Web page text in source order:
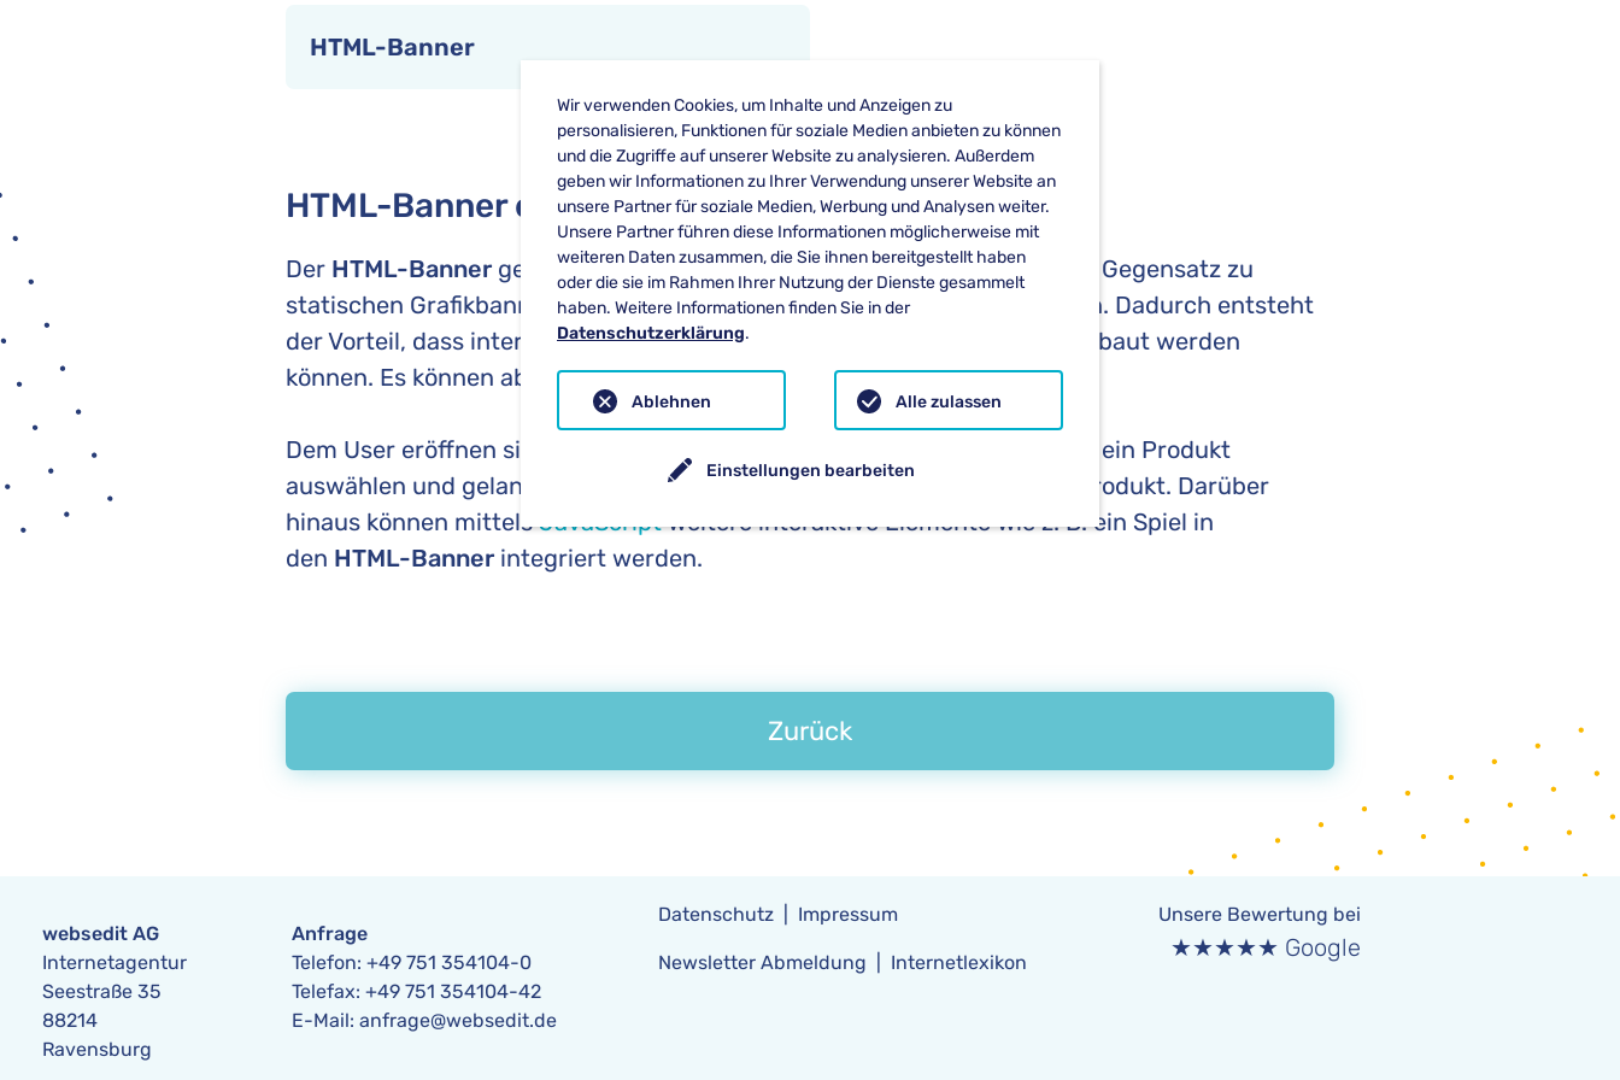
HTML-Banner
HTML-Banner erklärt
Der HTML-Banner gehört zu der Familie derWerbebanner. Er besteht im Gegensatz zu
statischen Grafikbannern oder animierten Bannern ausHTML
-Elementen. Dadurch entsteht
der Vorteil, dass interaktive Elemente wie z. B. ein Pull-Down Menü eingebaut werden
können. Es können aber auch Grafiken implementiert werden.
Dem User eröffnen sich dadurch neue Wege. Er kann z. B. über das Menü ein Produkt
auswählen und gelangt nach Klick auf eine Informationsseite über das Produkt. Darüber
hinaus können mittelsJavaScriptweitere interaktive Elemente wie z. B. ein Spiel in
den HTML-Banner integriert werden.
Zurück
websedit AG
Internetagentur
Seestraße 35
88214
Ravensburg
Anfrage
Telefon:+49 751 354104-0
Telefax: +49 751 354104-42
E-Mail:anfrage@websedit.de
Datenschutz Impressum
Newsletter Abmeldung Internetlexikon
Unsere Bewertung bei
★★★★★ Google
Wir verwenden Cookies, um Inhalte und Anzeigen zu
personalisieren, Funktionen für soziale Medien anbieten zu können
und die Zugriffe auf unserer Website zu analysieren. Außerdem
geben wir Informationen zu Ihrer Verwendung unserer Website an
unsere Partner für soziale Medien, Werbung und Analysen weiter.
Unsere Partner führen diese Informationen möglicherweise mit
weiteren Daten zusammen, die Sie ihnen bereitgestellt haben
oder die sie im Rahmen Ihrer Nutzung der Dienste gesammelt
haben. Weitere Informationen finden Sie in der
Datenschutzerklärung.
Einstellungen bearbeiten
Ablehnen Alle zulassen